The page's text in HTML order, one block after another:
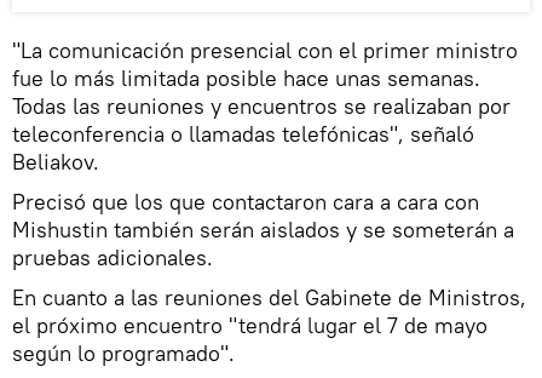
"La comunicación presencial con el primer ministro
fue lo más limitada posible hace unas semanas.
Todas las reuniones y encuentros se realizaban por
teleconferencia o llamadas telefónicas", señaló
Beliakov.
Precisó que los que contactaron cara a cara con
Mishustin también serán aislados y se someterán a
pruebas adicionales.
En cuanto a las reuniones del Gabinete de Ministros,
el próximo encuentro "tendrá lugar el 7 de mayo
según lo programado".